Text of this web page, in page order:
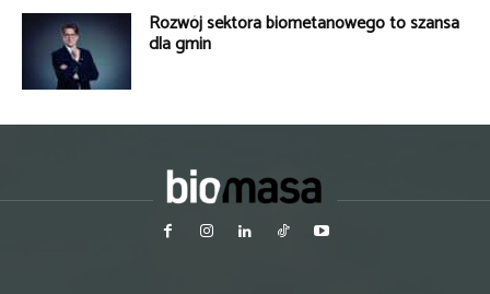
Rozwój sektora biometanowego to szansa
dla gmin